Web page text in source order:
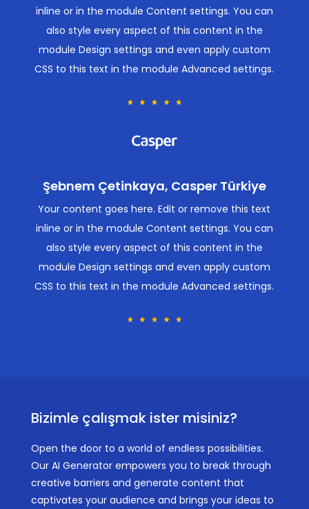
inline or in the module Content settings. You can
also style every aspect of this content in the
module Design settings and even apply custom
CSS to this text in the module Advanced settings.
Şebnem Çetinkaya, Casper Türkiye
Your content goes here. Edit or remove this text
inline or in the module Content settings. You can
also style every aspect of this content in the
module Design settings and even apply custom
CSS to this text in the module Advanced settings.
Bizimle çalışmak ister misiniz?
Open the door to a world of endless possibilities.
Our AI Generator empowers you to break through
creative barriers and generate content that
captivates your audience and brings your ideas to